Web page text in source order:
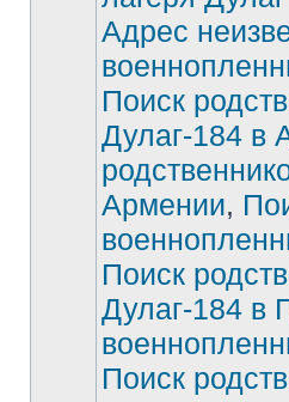
Нет
сообщений
Адрес
Поиск
Дулаг-184 в
Армении,
Поиск
Дулаг-184 в
Поиск